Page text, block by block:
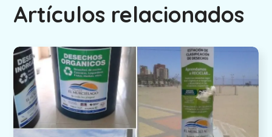
Artículos relacionados